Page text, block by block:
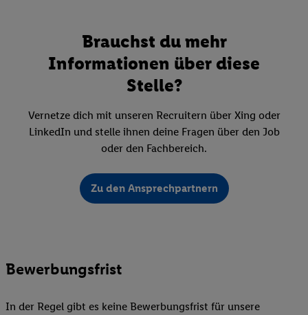
Brauchst du mehr
Informationen über diese
Stelle?
Vernetze dich mit unseren Recruitern über Xing oder
LinkedIn und stelle ihnen deine Fragen über den Job
oder den Fachbereich.
Zu den Ansprechpartnern
Bewerbungsfrist
In der Regel gibt es keine Bewerbungsfrist für unsere